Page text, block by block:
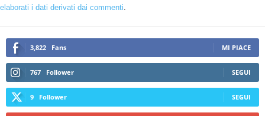
elaborati i dati derivati dai commenti
3,822 Fans MI PIACE
767 Follower SEGUI
9 Follower SEGUI